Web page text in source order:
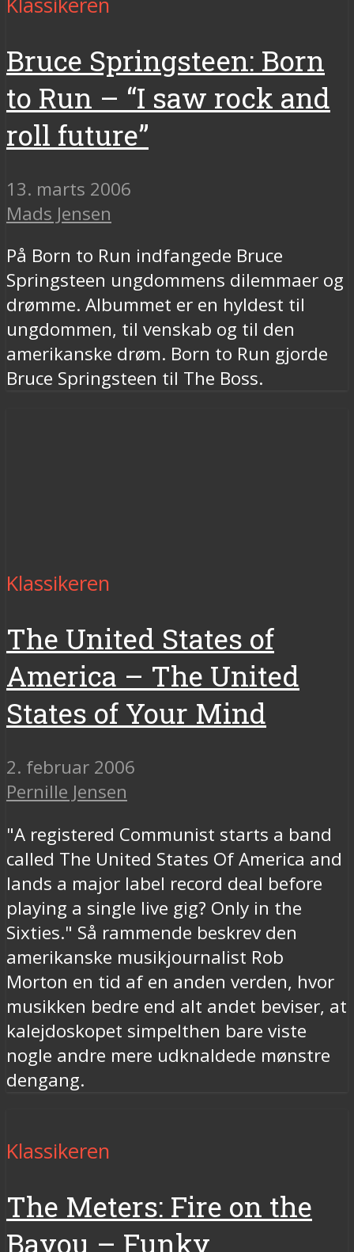
Bruce Springsteen: Born
to Run – “I saw rock and
roll future”
13. marts 2006
Mads Jensen
På Born to Run indfangede Bruce
Springsteen ungdommens dilemmaer og
drømme. Albummet er en hyldest til
ungdommen, til venskab og til den
amerikanske drøm. Born to Run gjorde
Bruce Springsteen til The Boss.
Klassikeren
The United States of
America – The United
States of Your Mind
2. februar 2006
Pernille Jensen
"A registered Communist starts a band
called The United States Of America and
lands a major label record deal before
playing a single live gig? Only in the
Sixties." Så rammende beskrev den
amerikanske musikjournalist Rob
Morton en tid af en anden verden, hvor
musikken bedre end alt andet beviser, at
kalejdoskopet simpelthen bare viste
nogle andre mere udknaldede mønstre
dengang.
Klassikeren
The Meters: Fire on the
Bayou – Funky